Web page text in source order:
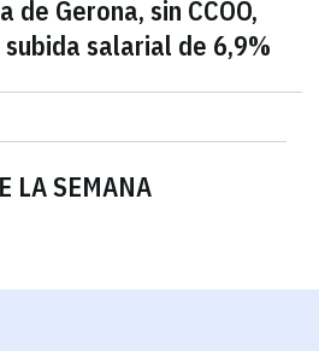
LA SEMANA
de Gerona, sin CCOO,
salarial de 6,9%